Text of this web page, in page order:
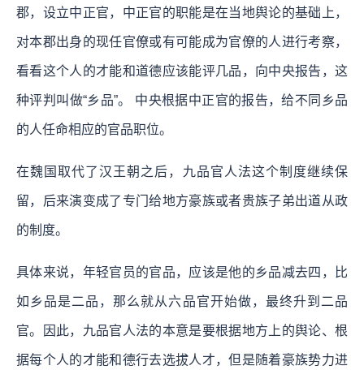
郡，设立中正官，中正官的职能是在当地舆论的基础上，
对本郡出身的现任官僚或有可能成为官僚的人进行考察，
看看这个人的才能和道德应该能评几品，向中央报告，这
种评判叫做“乡品”。 中央根据中正官的报告，给不同乡品
的人任命相应的官品职位。
在魏国取代了汉王朝之后，九品官人法这个制度继续保
留，后来演变成了专门给地方豪族或者贵族子弟出道从政
的制度。
具体来说，年轻官员的官品，应该是他的乡品减去四，比
如乡品是二品，那么就从六品官开始做，最终升到二品
官。因此，九品官人法的本意是要根据地方上的舆论、根
据每个人的才能和德行去选拔人才，但是随着豪族势力进